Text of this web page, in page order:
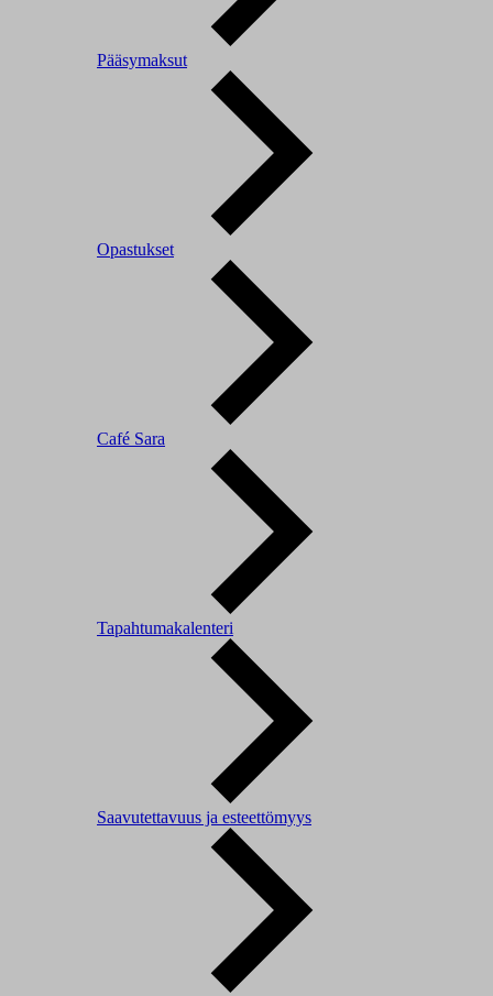
Pääsymaksut
Opastukset
Café Sara
Tapahtumakalenteri
Saavutettavuus ja esteettömyys